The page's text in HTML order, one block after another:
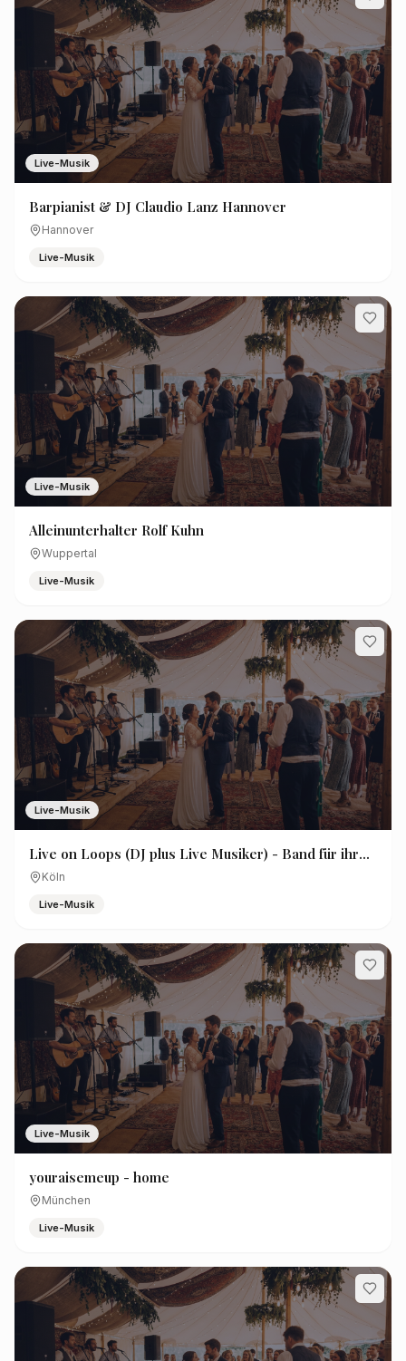
Live-Musik
Barpianist & DJ Claudio Lanz Hannover
Hannover
Live-Musik
Live-Musik
Alleinunterhalter Rolf Kuhn
Wuppertal
Live-Musik
Live-Musik
Live on Loops (DJ plus Live Musiker) - Band für ihre
Veranstaltung
Köln
Live-Musik
Live-Musik
youraisemeup - home
München
Live-Musik